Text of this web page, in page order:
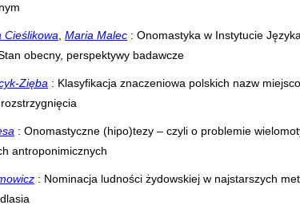
Cieślikowa Maria Malec : Onomastyka w Instytucie
obecny, perspektywy badawcze
Zięba : Klasyfikacja znaczeniowa polskich nazw
: Onomastyczne (hipo)tezy – czyli o problemie
antroponimicznych
: Nominacja ludności żydowskiej w najstarszych